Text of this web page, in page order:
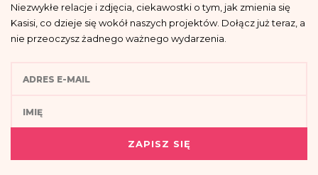
Niezwykłe relacje i zdjęcia, ciekawostki o tym, jak zmienia się
Kasisi, co dzieje się wokół naszych projektów. Dołącz już teraz, a
nie przeoczysz żadnego ważnego wydarzenia.
ZAPISZ SIĘ